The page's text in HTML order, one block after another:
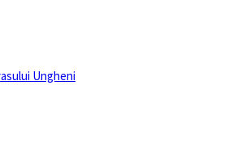
Ungheni